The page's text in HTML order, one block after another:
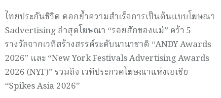
ไทยประกันชีวิต ตอกย้ำความสำเร็จการเป็นต้นแบบโฆษณา
Sadvertising ล่าสุดโฆษณา “รอยสักของแม่” คว้า 5
รางวัลจากเวทีสร้างสรรค์ระดับนานาชาติ “ANDY Awards
2026” และ “New York Festivals Advertising Awards
2026 (NYF)” รวมถึง เวทีประกวดโฆษณาแห่งเอเชีย
“Spikes Asia 2026”